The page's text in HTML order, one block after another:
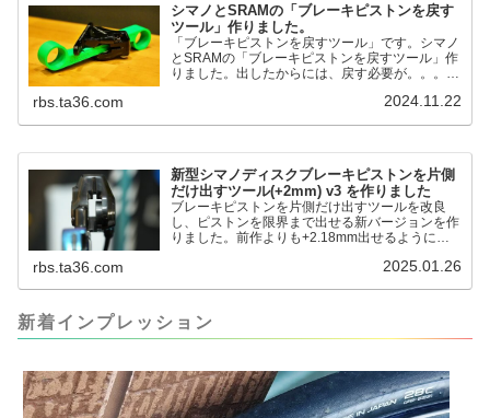
シマノとSRAMの「ブレーキピストンを戻す
ツール」作りました。
「ブレーキピストンを戻すツール」です。シマノ
とSRAMの「ブレーキピストンを戻すツール」作
りました。出したからには、戻す必要が。。。で
だと。。。▶「ブレーキピストンを戻すツール」
るのかというと、出ているピス...
rbs.ta36.com 2024.11.22
新型シマノディスクブレーキピストンを片側
だけ出すツール(+2mm) v3 を作りました
ブレーキピストンを片側だけ出すツールを改良
し、ピストンを限界まで出せる新バージョンを作
りました。前作よりも+2.18mm出せるようにな
って、オイル漏れするまで試しました。最も安全
ましたが、ギリギリまで攻めてますのでピストン
内部の汚れをさらに掃除できると思います。前作
rbs.ta36.com 2025.01.26
新着インプレッション